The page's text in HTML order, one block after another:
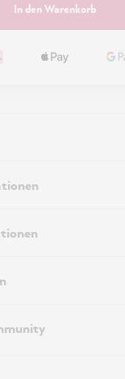
In den Warenkorb